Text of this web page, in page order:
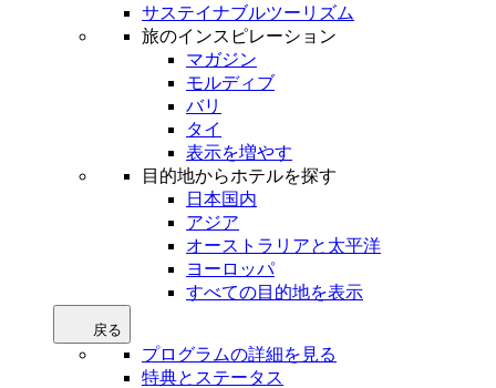
サステイナブルツーリズム
旅のインスピレーション
マガジン
モルディブ
バリ
タイ
表示を増やす
目的地からホテルを探す
日本国内
アジア
オーストラリアと太平洋
ヨーロッパ
すべての目的地を表示
戻る
プログラムの詳細を見る
特典とステータス